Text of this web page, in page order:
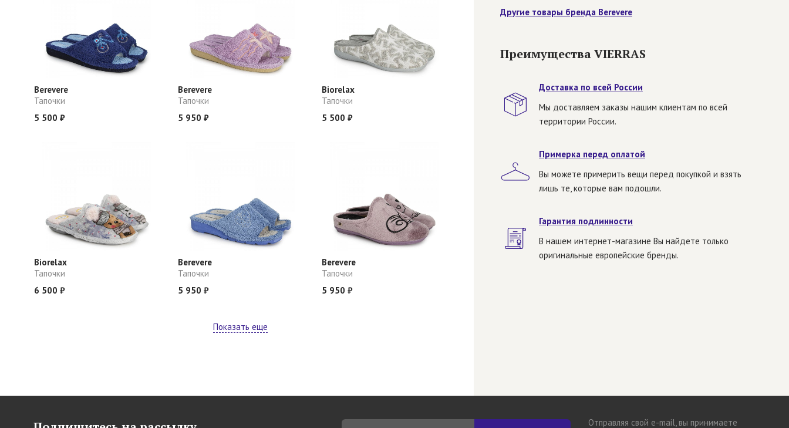
Berevere
Тапочки
5 500 ₽
Berevere
Тапочки
5 950 ₽
Biorelax
Тапочки
5 500 ₽
Biorelax
Тапочки
6 500 ₽
Berevere
Тапочки
5 950 ₽
Berevere
Тапочки
5 950 ₽
Показать еще
Другие товары бренда Berevere
Преимущества VIERRAS
Доставка по всей России
Мы доставляем заказы нашим клиентам по всей
территории России.
Примерка перед оплатой
Вы можете примерить вещи перед покупкой и взять
лишь те, которые вам подошли.
Гарантия подлинности
В нашем интернет-магазине Вы найдете только
оригинальные европейские бренды.
Отправляя свой e-mail, вы принимаете